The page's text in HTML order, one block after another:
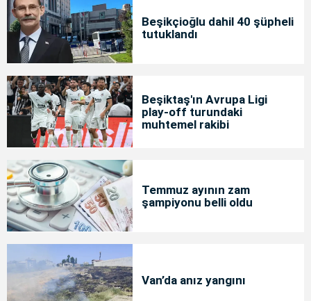
Beşikçioğlu dahil 40 şüpheli
tutuklandı
Beşiktaş'ın Avrupa Ligi
play-off turundaki
muhtemel rakibi
Temmuz ayının zam
şampiyonu belli oldu
Van’da anız yangını